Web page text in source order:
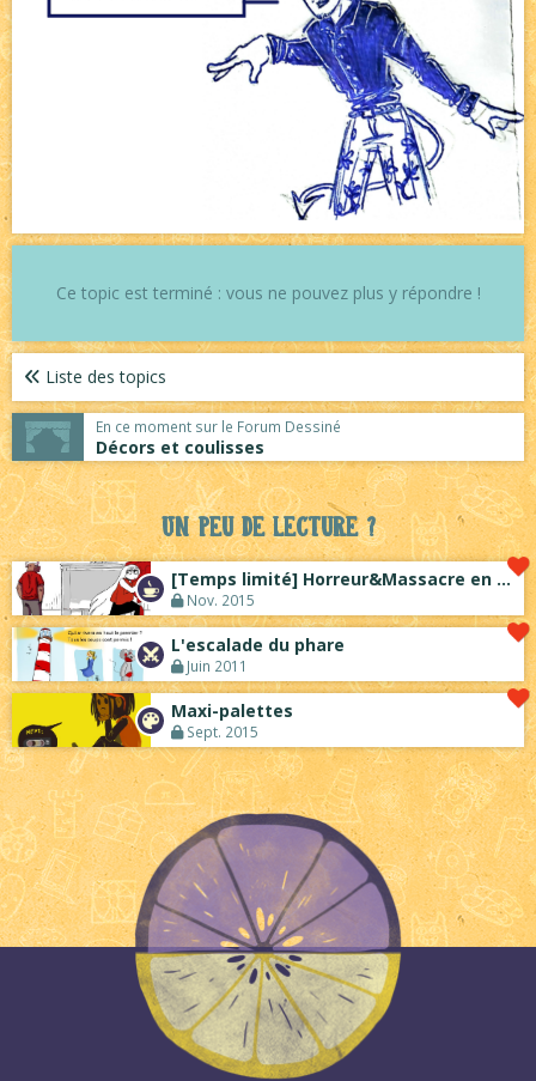
Ce topic est terminé : vous ne pouvez plus y répondre !
Liste des topics
En ce moment sur le Forum Dessiné
Décors et coulisses
Un peu de lecture ?
[Temps limité] Horreur&Massacre en bouti...
Nov. 2015
L'escalade du phare
Juin 2011
Maxi-palettes
Sept. 2015